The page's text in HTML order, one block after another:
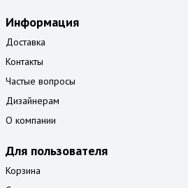
Информация
Доставка
Контакты
Частые вопросы
Дизайнерам
О компании
Для пользователя
Корзина